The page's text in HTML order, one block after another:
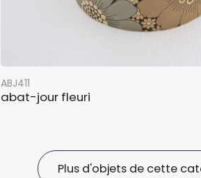
ABJ411
abat-jour fleuri
Plus d'objets de cette